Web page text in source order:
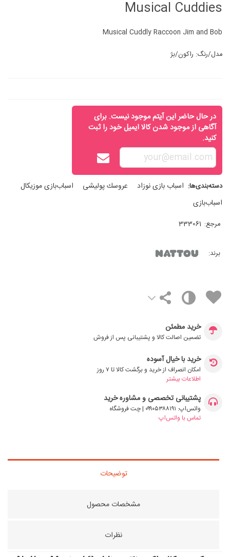
Musical Cuddies
Musical Cuddly Raccoon Jim and Bob
مدل/رنگ: راکون/بژ
در حال حاضر این آیتم موجود نیست. برای
آگاهی از موجود شدن کالا ایمیل خود را ثبت
کنید.
دسته‌بندی‌ها: اسباب‌ بازی نوزاد عروسك پوليشی
اسباب‌بازی موزیکال
اسباب‌بازی
مرجع: 333061
برند:
خرید مطمئن
تضمین اصالت کالا و پشتیبانی پس از فروش
خرید با خیال آسوده
امکان انصراف از خرید و برگشت کالا تا ۷ روز
اطلاعات بیشتر
پشتیبانی تخصصی و مشاوره خرید
واتس‌اپ: ۰۹۹۰۵۳۸۸۱۹۱ | چت فروشگاه
تماس با واتس‌اپ
توضیحات
مشخصات محصول
نظرات